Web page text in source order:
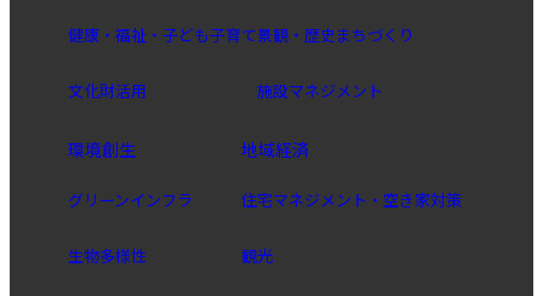
健康・福祉・子ども子育て
文化財活用
景観・歴史まちづくり
施設マネジメント
環境創生
グリーンインフラ
生物多様性
地域経済
住宅マネジメント・空き家対策
観光